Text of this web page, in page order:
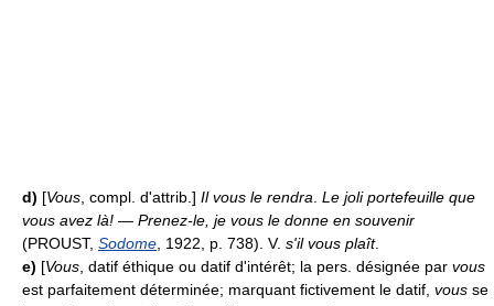
d) [Vous , compl. d'attrib.] Il vous le rendra Le joli portefeuille que
vous avez là! — Prenez-le, je vous le donne en souvenir
(PROUST, Sodome , 1922, p. 738). V. s'il vous plaît.
e) [Vous , datif éthique ou datif d'intérêt; la pers. désignée par vous
est parfaitement déterminée; marquant fictivement le datif, vous se